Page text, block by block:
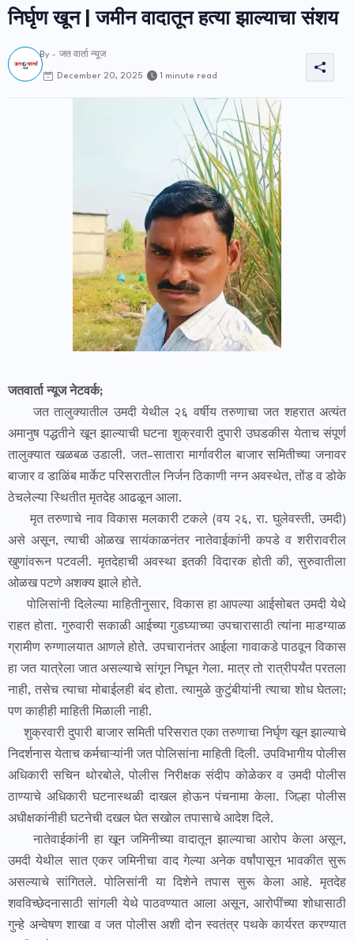
निर्घृण खून | जमीन वादातून हत्या झाल्याचा संशय
By - जत वार्ता न्यूज
December 20, 2025 1 minute read
जतवार्ता न्यूज नेटवर्क;
जत तालुक्यातील उमदी येथील २६ वर्षीय तरुणाचा जत शहरात अत्यंत
अमानुष पद्धतीने खून झाल्याची घटना शुक्रवारी दुपारी उघडकीस येताच संपूर्ण
तालुक्यात खळबळ उडाली. जत–सातारा मार्गावरील बाजार समितीच्या जनावर
बाजार व डाळिंब मार्केट परिसरातील निर्जन ठिकाणी नग्न अवस्थेत, तोंड व डोके
ठेचलेल्या स्थितीत मृतदेह आढळून आला.
मृत तरुणाचे नाव विकास मलकारी टकले (वय २६, रा. घुलेवस्ती, उमदी)
असे असून, त्याची ओळख सायंकाळनंतर नातेवाईकांनी कपडे व शरीरावरील
खुणांवरून पटवली. मृतदेहाची अवस्था इतकी विदारक होती की, सुरुवातीला
ओळख पटणे अशक्य झाले होते.
पोलिसांनी दिलेल्या माहितीनुसार, विकास हा आपल्या आईसोबत उमदी येथे
राहत होता. गुरुवारी सकाळी आईच्या गुडघ्याच्या उपचारासाठी त्यांना माडग्याळ
ग्रामीण रुग्णालयात आणले होते. उपचारानंतर आईला गावाकडे पाठवून विकास
हा जत यात्रेला जात असल्याचे सांगून निघून गेला. मात्र तो रात्रीपर्यंत परतला
नाही, तसेच त्याचा मोबाईलही बंद होता. त्यामुळे कुटुंबीयांनी त्याचा शोध घेतला;
पण काहीही माहिती मिळाली नाही.
शुक्रवारी दुपारी बाजार समिती परिसरात एका तरुणाचा निर्घृण खून झाल्याचे
निदर्शनास येताच कर्मचाऱ्यांनी जत पोलिसांना माहिती दिली. उपविभागीय पोलीस
अधिकारी सचिन थोरबोले, पोलीस निरीक्षक संदीप कोळेकर व उमदी पोलीस
ठाण्याचे अधिकारी घटनास्थळी दाखल होऊन पंचनामा केला. जिल्हा पोलीस
अधीक्षकांनीही घटनेची दखल घेत सखोल तपासाचे आदेश दिले.
नातेवाईकांनी हा खून जमिनीच्या वादातून झाल्याचा आरोप केला असून,
उमदी येथील सात एकर जमिनीचा वाद गेल्या अनेक वर्षांपासून भावकीत सुरू
असल्याचे सांगितले. पोलिसांनी या दिशेने तपास सुरू केला आहे. मृतदेह
शवविच्छेदनासाठी सांगली येथे पाठवण्यात आला असून, आरोपींच्या शोधासाठी
गुन्हे अन्वेषण शाखा व जत पोलीस अशी दोन स्वतंत्र पथके कार्यरत करण्यात